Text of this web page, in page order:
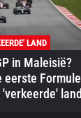
LAND
in Maleisië?
eerste Formule
land